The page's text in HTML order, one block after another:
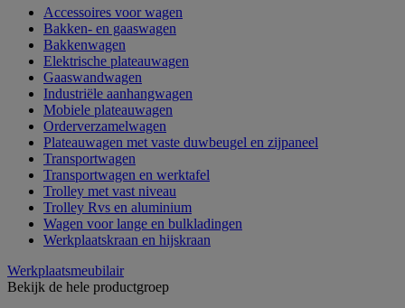
Accessoires voor wagen
Bakken- en gaaswagen
Bakkenwagen
Elektrische plateauwagen
Gaaswandwagen
Industriële aanhangwagen
Mobiele plateauwagen
Orderverzamelwagen
Plateauwagen met vaste duwbeugel en zijpaneel
Transportwagen
Transportwagen en werktafel
Trolley met vast niveau
Trolley Rvs en aluminium
Wagen voor lange en bulkladingen
Werkplaatskraan en hijskraan
Werkplaatsmeubilair
Bekijk de hele productgroep